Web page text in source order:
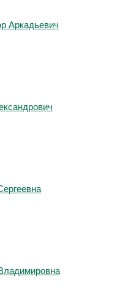
Аркадьевич